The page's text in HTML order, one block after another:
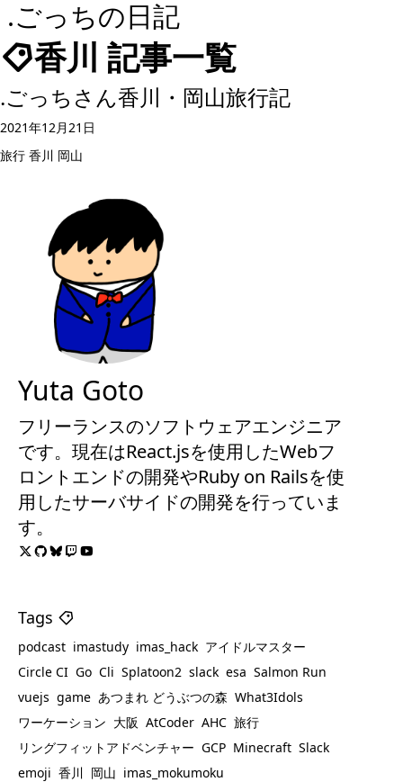
.ごっちの日記
香川 記事一覧
.ごっちさん香川・岡山旅行記
2021年12月21日
旅行 香川 岡山
Yuta Goto
フリーランスのソフトウェアエンジニア
です。現在はReact.jsを使用したWebフ
ロントエンドの開発やRuby on Railsを使
用したサーバサイドの開発を行っていま
す。
Tags
podcast imastudy imas_hack アイドルマスター
Circle CI Go Cli Splatoon2 slack esa Salmon Run
vuejs game あつまれ どうぶつの森 What3Idols
ワーケーション 大阪 AtCoder AHC 旅行
リングフィットアドベンチャー GCP Minecraft Slack
emoji 香川 岡山 imas_mokumoku